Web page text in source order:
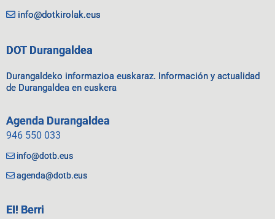
info@dotkirolak.eus
DOT Durangaldea
Durangaldeko informazioa euskaraz. Información y actualidad
de Durangaldea en euskera
Agenda Durangaldea
946 550 033
info@dotb.eus
agenda@dotb.eus
EI! Berri